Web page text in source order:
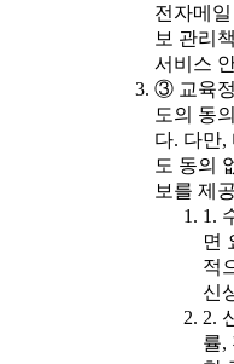
전자메일
보 관리
서비스
③ 교육정
도의 동
다. 다만,
도 동의
보를 제
1.
면
적
신
2.
률,